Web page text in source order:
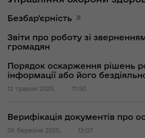
Безбар'єрність
Звіти про роботу зі
громадян
Порядок оскарження рішень
інформації або його
12 травня 2025, 11:50
Верифікація документів про
26 березня 2025, 12:07